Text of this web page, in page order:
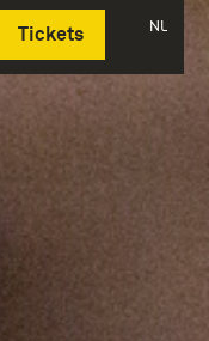
Tickets NL
Deutsch